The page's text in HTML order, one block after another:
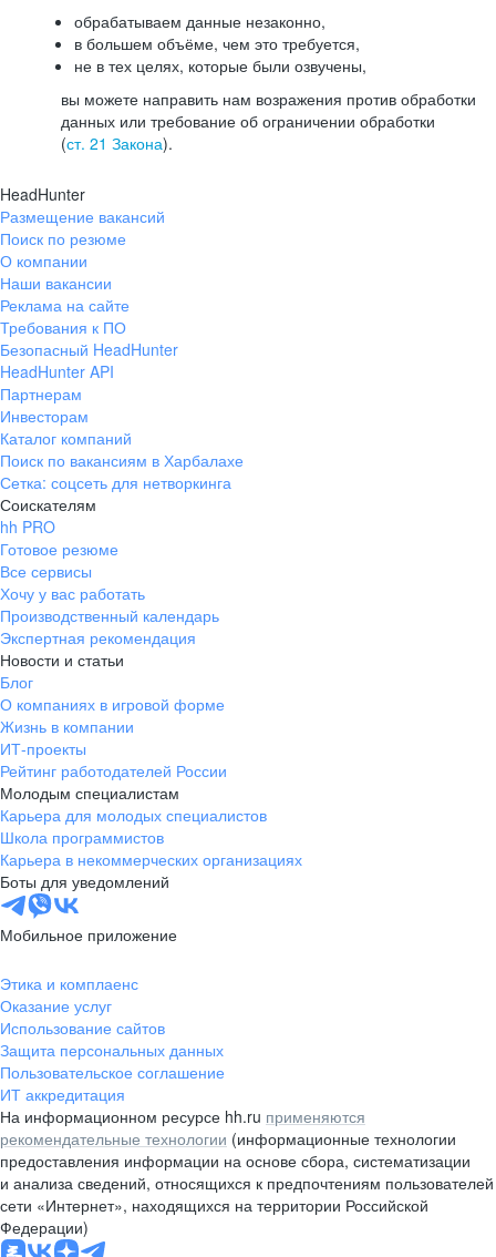
обрабатываем данные незаконно,
в большем объёме, чем это требуется,
не в тех целях, которые были озвучены,
вы можете направить нам возражения против обработки
данных или требование об ограничении обработки
(ст. 21 Закона).
HeadHunter
Размещение вакансий
Поиск по резюме
О компании
Наши вакансии
Реклама на сайте
Требования к ПО
Безопасный HeadHunter
HeadHunter API
Партнерам
Инвесторам
Каталог компаний
Поиск по вакансиям в Харбалахе
Сетка: соцсеть для нетворкинга
Соискателям
hh PRO
Готовое резюме
Все сервисы
Хочу у вас работать
Производственный календарь
Экспертная рекомендация
Новости и статьи
Блог
О компаниях в игровой форме
Жизнь в компании
ИТ-проекты
Рейтинг работодателей России
Молодым специалистам
Карьера для молодых специалистов
Школа программистов
Карьера в некоммерческих организациях
Боты для уведомлений
Мобильное приложение
Этика и комплаенс
Оказание услуг
Использование сайтов
Защита персональных данных
Пользовательское соглашение
ИТ аккредитация
На информационном ресурсе hh.ru применяются
рекомендательные технологии (информационные технологии
предоставления информации на основе сбора, систематизации
и анализа сведений, относящихся к предпочтениям пользователей
сети «Интернет», находящихся на территории Российской
Федерации)